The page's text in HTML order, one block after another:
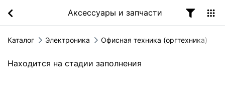
Аксессуары и запчасти
Каталог Электроника Офисная техника (оргтехника)
Находится на стадии заполнения